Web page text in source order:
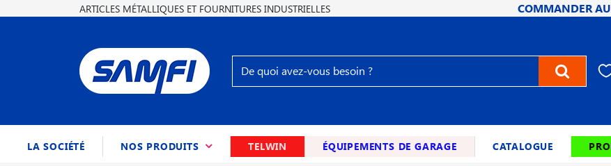
ARTICLES MÉTALLIQUES ET FOURNITURES INDUSTRIELLES COMMANDER AU
LA SOCIÉTÉ NOS PRODUITS (CURRENT)TELWIN ÉQUIPEMENTS DE GARAGE CATALOGUE